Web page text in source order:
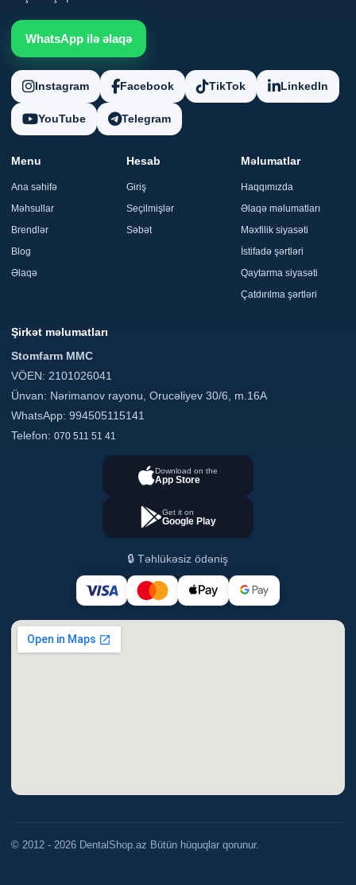
WhatsApp ilə əlaqə
Instagram Facebook TikTok LinkedIn
YouTube Telegram
Menu
Ana səhifə
Məhsullar
Brendlər
Blog
Əlaqə
Hesab
Giriş
Seçilmişlər
Səbət
Məlumatlar
Haqqımızda
Əlaqə məlumatları
Məxfilik siyasəti
İstifadə şərtləri
Qaytarma siyasəti
Çatdırılma şərtləri
Şirkət məlumatları
Stomfarm MMC
VÖEN: 2101026041
Ünvan: Nərimanov rayonu, Orucəliyev 30/6, m.16A
WhatsApp: 994505115141
Telefon: 070 511 51 41
Download on the
App Store
Get it on
Google Play
🔒 Təhlükəsiz ödəniş
© 2012 - 2026 DentalShop.az Bütün hüquqlar qorunur.